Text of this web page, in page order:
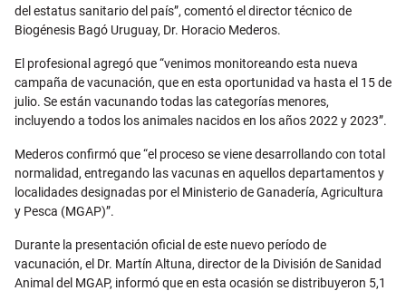
del estatus sanitario del país”, comentó el director técnico de
Biogénesis Bagó Uruguay, Dr. Horacio Mederos.
El profesional agregó que “venimos monitoreando esta nueva
campaña de vacunación, que en esta oportunidad va hasta el 15 de
julio. Se están vacunando todas las categorías menores,
incluyendo a todos los animales nacidos en los años 2022 y 2023”.
Mederos confirmó que “el proceso se viene desarrollando con total
normalidad, entregando las vacunas en aquellos departamentos y
localidades designadas por el Ministerio de Ganadería, Agricultura
y Pesca (MGAP)”.
Durante la presentación oficial de este nuevo período de
vacunación, el Dr. Martín Altuna, director de la División de Sanidad
Animal del MGAP, informó que en esta ocasión se distribuyeron 5,1